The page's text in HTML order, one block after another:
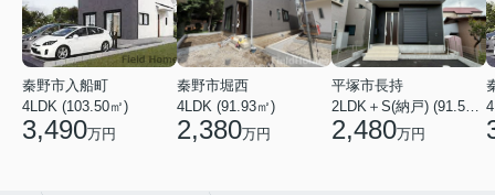
秦野市入船町
4LDK (103.50㎡)
3,490万円
秦野市堀西
4LDK (91.93㎡)
2,380万円
平塚市長持
2LDK＋S(納戸) (91.52㎡)
2,480万円